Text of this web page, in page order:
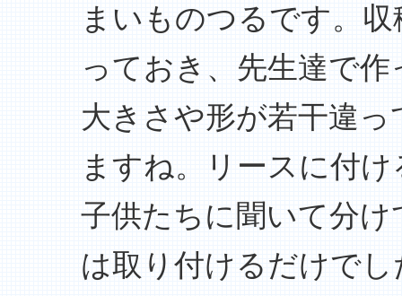
まいものつるです。
っておき、先生達で
大きさや形が若干違
ますね。リースに付
子供たちに聞いて分
は取り付けるだけで